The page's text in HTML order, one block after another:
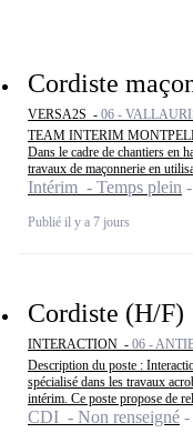
Cordiste
VERSA2S - 06 -
TEAM INTERIM
Dans le cadre de chantiers en
travaux de maçonnerie en
Intérim - Temps plein
Publié il y a 7 jours
Cordiste (H/F)
INTERACTION - 06 -
Description du poste :
spécialisé dans les travaux
intérim. Ce poste propose de
CDI - Non renseigné